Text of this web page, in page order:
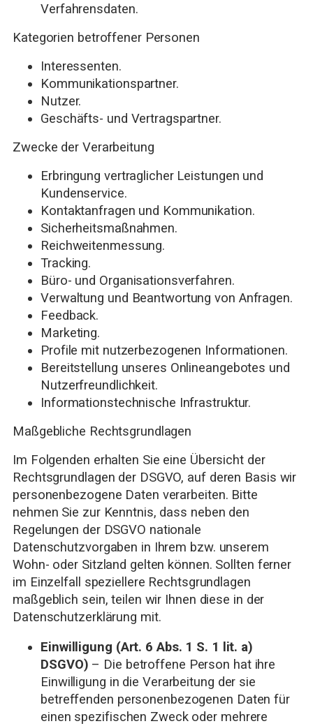
Verfahrensdaten.
Kategorien betroffener Personen
Interessenten.
Kommunikationspartner.
Nutzer.
Geschäfts- und Vertragspartner.
Zwecke der Verarbeitung
Erbringung vertraglicher Leistungen und
Kundenservice.
Kontaktanfragen und Kommunikation.
Sicherheitsmaßnahmen.
Reichweitenmessung.
Tracking.
Büro- und Organisationsverfahren.
Verwaltung und Beantwortung von Anfragen.
Feedback.
Marketing.
Profile mit nutzerbezogenen Informationen.
Bereitstellung unseres Onlineangebotes und
Nutzerfreundlichkeit.
Informationstechnische Infrastruktur.
Maßgebliche Rechtsgrundlagen
Im Folgenden erhalten Sie eine Übersicht der
Rechtsgrundlagen der DSGVO, auf deren Basis wir
personenbezogene Daten verarbeiten. Bitte
nehmen Sie zur Kenntnis, dass neben den
Regelungen der DSGVO nationale
Datenschutzvorgaben in Ihrem bzw. unserem
Wohn- oder Sitzland gelten können. Sollten ferner
im Einzelfall speziellere Rechtsgrundlagen
maßgeblich sein, teilen wir Ihnen diese in der
Datenschutzerklärung mit.
Einwilligung (Art. 6 Abs. 1 S. 1 lit. a)
DSGVO) – Die betroffene Person hat ihre
Einwilligung in die Verarbeitung der sie
betreffenden personenbezogenen Daten für
einen spezifischen Zweck oder mehrere